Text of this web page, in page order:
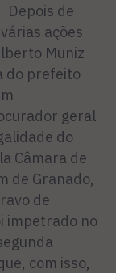
Depois de
ações
Muniz
do prefeito
geral
do
Câmara de
de Granado,
de
impetrado no
com isso,